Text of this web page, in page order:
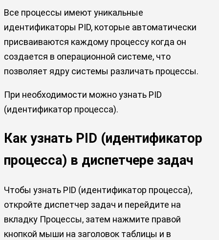
Все процессы имеют уникальные
идентификаторы PID, которые автоматически
присваиваются каждому процессу когда он
создается в операционной системе, что
позволяет ядру системы различать процессы.
При необходимости можно узнать PID
(идентификатор процесса).
Как узнать PID (идентификатор
процесса) в диспетчере задач
Чтобы узнать PID (идентификатор процесса),
откройте диспетчер задач и перейдите на
вкладку Процессы, затем нажмите правой
кнопкой мыши на заголовок таблицы и в